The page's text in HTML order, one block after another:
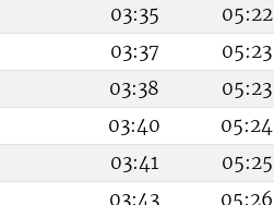
03:35 05:22
03:37 05:23
03:38 05:23
03:40 05:24
03:41 05:25
03:43 05:26